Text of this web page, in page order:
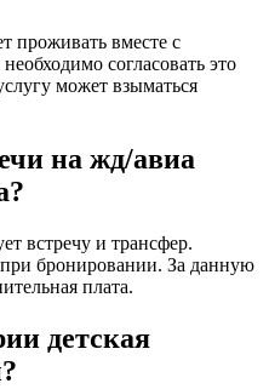
проживать вместе с
согласовать это
может взыматься
на жд/авиа
встречу и трансфер.
бронировании. За данную
плата.
детская